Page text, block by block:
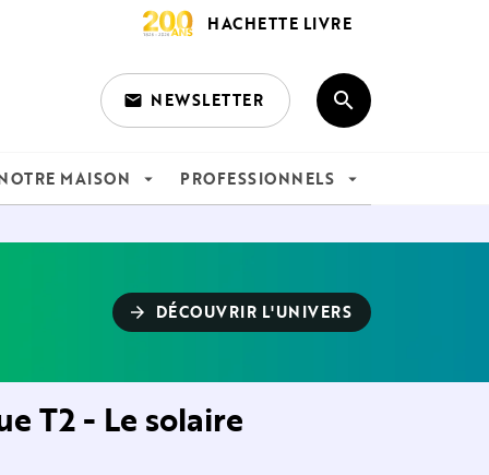
HACHETTE LIVRE
email NEWSLETTER search
MAISON arrow_drop_down PROFESSIONNELS arrow_drop_down
arrow_forward DÉCOUVRIR L'UNIVERS
T2 - Le solaire